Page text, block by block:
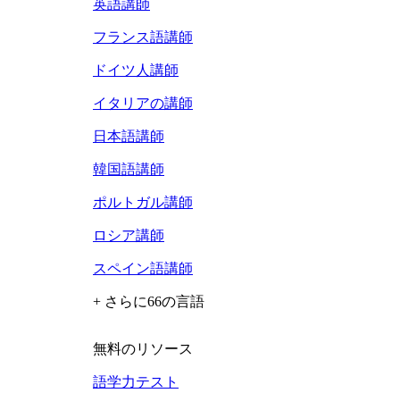
英語講師
フランス語講師
ドイツ人講師
イタリアの講師
日本語講師
韓国語講師
ポルトガル講師
ロシア講師
スペイン語講師
+ さらに66の言語
無料のリソース
語学力テスト